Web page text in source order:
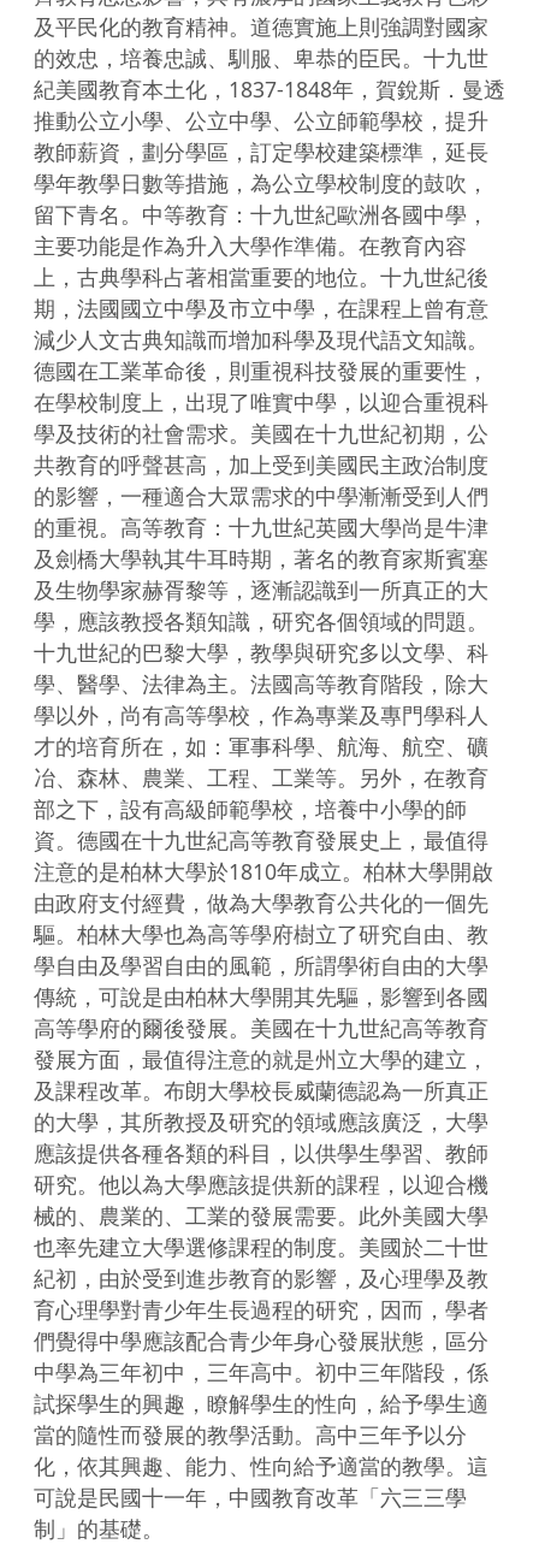
及平民化的教育精神。道德實施上則強調對國家
的效忠，培養忠誠、馴服、卑恭的臣民。十九世
紀美國教育本土化，1837-1848年，賀銳斯．曼透
推動公立小學、公立中學、公立師範學校，提升
教師薪資，劃分學區，訂定學校建築標準，延長
學年教學日數等措施，為公立學校制度的鼓吹，
留下青名。中等教育：十九世紀歐洲各國中學，
主要功能是作為升入大學作準備。在教育內容
上，古典學科占著相當重要的地位。十九世紀後
期，法國國立中學及市立中學，在課程上曾有意
減少人文古典知識而增加科學及現代語文知識。
德國在工業革命後，則重視科技發展的重要性，
在學校制度上，出現了唯實中學，以迎合重視科
學及技術的社會需求。美國在十九世紀初期，公
共教育的呼聲甚高，加上受到美國民主政治制度
的影響，一種適合大眾需求的中學漸漸受到人們
的重視。高等教育：十九世紀英國大學尚是牛津
及劍橋大學執其牛耳時期，著名的教育家斯賓塞
及生物學家赫胥黎等，逐漸認識到一所真正的大
學，應該教授各類知識，研究各個領域的問題。
十九世紀的巴黎大學，教學與研究多以文學、科
學、醫學、法律為主。法國高等教育階段，除大
學以外，尚有高等學校，作為專業及專門學科人
才的培育所在，如：軍事科學、航海、航空、礦
冶、森林、農業、工程、工業等。另外，在教育
部之下，設有高級師範學校，培養中小學的師
資。德國在十九世紀高等教育發展史上，最值得
注意的是柏林大學於1810年成立。柏林大學開啟
由政府支付經費，做為大學教育公共化的一個先
驅。柏林大學也為高等學府樹立了研究自由、教
學自由及學習自由的風範，所謂學術自由的大學
傳統，可說是由柏林大學開其先驅，影響到各國
高等學府的爾後發展。美國在十九世紀高等教育
發展方面，最值得注意的就是州立大學的建立，
及課程改革。布朗大學校長威蘭德認為一所真正
的大學，其所教授及研究的領域應該廣泛，大學
應該提供各種各類的科目，以供學生學習、教師
研究。他以為大學應該提供新的課程，以迎合機
械的、農業的、工業的發展需要。此外美國大學
也率先建立大學選修課程的制度。美國於二十世
紀初，由於受到進步教育的影響，及心理學及教
育心理學對青少年生長過程的研究，因而，學者
們覺得中學應該配合青少年身心發展狀態，區分
中學為三年初中，三年高中。初中三年階段，係
試探學生的興趣，瞭解學生的性向，給予學生適
當的隨性而發展的教學活動。高中三年予以分
化，依其興趣、能力、性向給予適當的教學。這
可說是民國十一年，中國教育改革「六三三學
制」的基礎。